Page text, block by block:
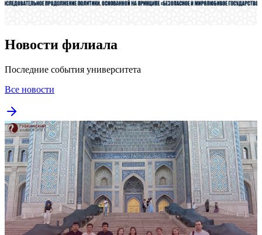
Новости филиала
Последние события университета
Все новости